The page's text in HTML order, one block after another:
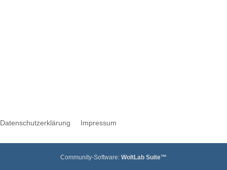
Datenschutzerklärung Impressum
Community-Software: WoltLab Suite™